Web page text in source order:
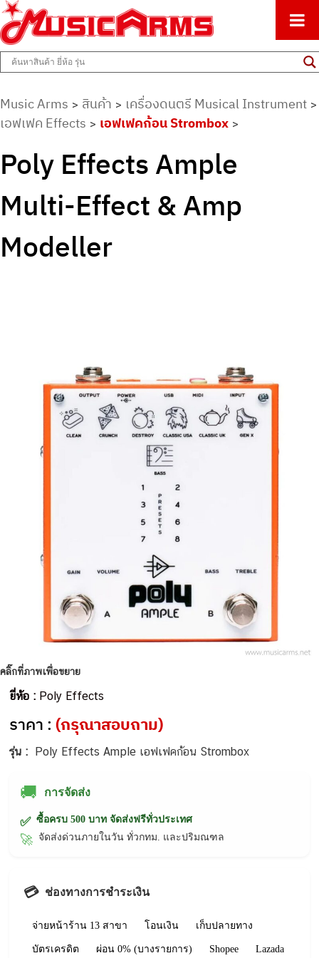
Music Arms
ศูนย์รวมครื่องดนตรีทุกชนิด ตั้งแต่เริ่มต้นถึงมืออาชีพ
Music Arms > สินค้า > เครื่องดนตรี Musical Instrument >
เอฟเฟค Effects > เอฟเฟคก้อน Strombox >
Poly Effects Ample
Multi-Effect & Amp
Modeller
คลิ๊กที่ภาพเพื่อขยาย
ยี่ห้อ : Poly Effects
ราคา :(กรุณาสอบถาม)
รุ่น : Poly Effects Ample เอฟเฟคก้อน Strombox
🚚 การจัดส่ง
✅ ซื้อครบ 500 บาท จัดส่งฟรีทั่วประเทศ
🚀 จัดส่งด่วนภายในวัน ทั่วกทม. และปริมณฑล
💳 ช่องทางการชำระเงิน
จ่ายหน้าร้าน 13 สาขา โอนเงิน เก็บปลายทาง
บัตรเครดิต ผ่อน 0% (บางรายการ) Shopee Lazada